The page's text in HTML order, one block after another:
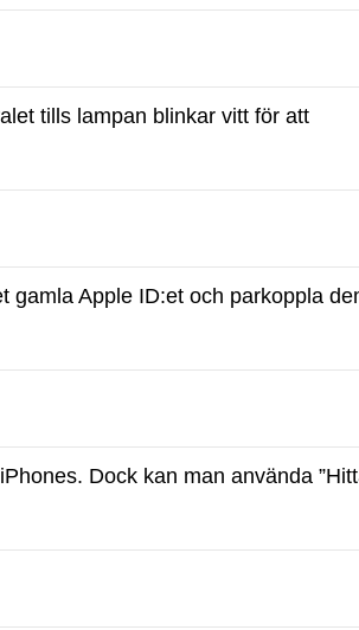
tills lampan blinkar vitt för att
gamla Apple ID:et och parkoppla
Dock kan man använda